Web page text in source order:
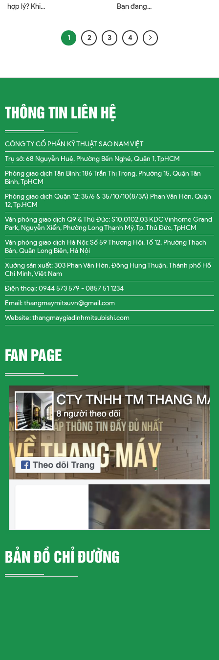
hợp lý? Khi...
Bạn đang...
1 2 3 4
THÔNG TIN LIÊN HỆ
CÔNG TY CỔ PHẦN KỸ THUẬT SAO NAM VIỆT
Trụ sở: 68 Nguyễn Huệ, Phường Bến Nghé, Quận 1, TpHCM
Phòng giao dịch Tân Bình: 186 Trần Thị Trọng, Phường 15, Quận Tân
Bình, TpHCM
Phòng giao dịch Quận 12: 35/6 & 35/10/10(8/3A) Phan Văn Hớn, Quận
12, Tp.HCM
Văn phòng giao dịch Q9 & Thủ Đức: S10.0102.03 KDC Vinhome Grand
Park, Nguyễn Xiển, Phường Long Thạnh Mỹ, Tp. Thủ Đức, TpHCM
Văn phòng giao dịch Hà Nội: Số 59 Thương Hội, Tổ 12, Phường Thạch
Bàn, Quận Long Biên, Hà Nội
Xưởng sản xuất: 303 Phan Văn Hớn, Đông Hưng Thuận, Thành phố Hồ
Chí Minh, Việt Nam
Điện thoại: 0944 573 579 - 0857 51 1234
Email: thangmaymitsuvn@gmail.com
Website: thangmaygiadinhmitsubishi.com
FAN PAGE
BẢN ĐỒ CHỈ ĐƯỜNG